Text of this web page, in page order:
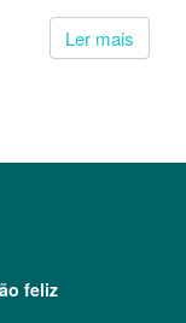
Ler mais
feliz